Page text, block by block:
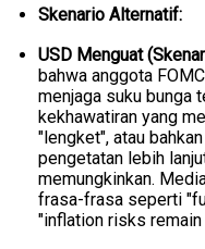
Skenario Alternatif:
USD Menguat
bahwa anggota
menjaga suku bunga
kekhawatiran yang
"lengket", atau
pengetatan lebih
memungkinkan.
frasa-frasa seperti
"inflation risks